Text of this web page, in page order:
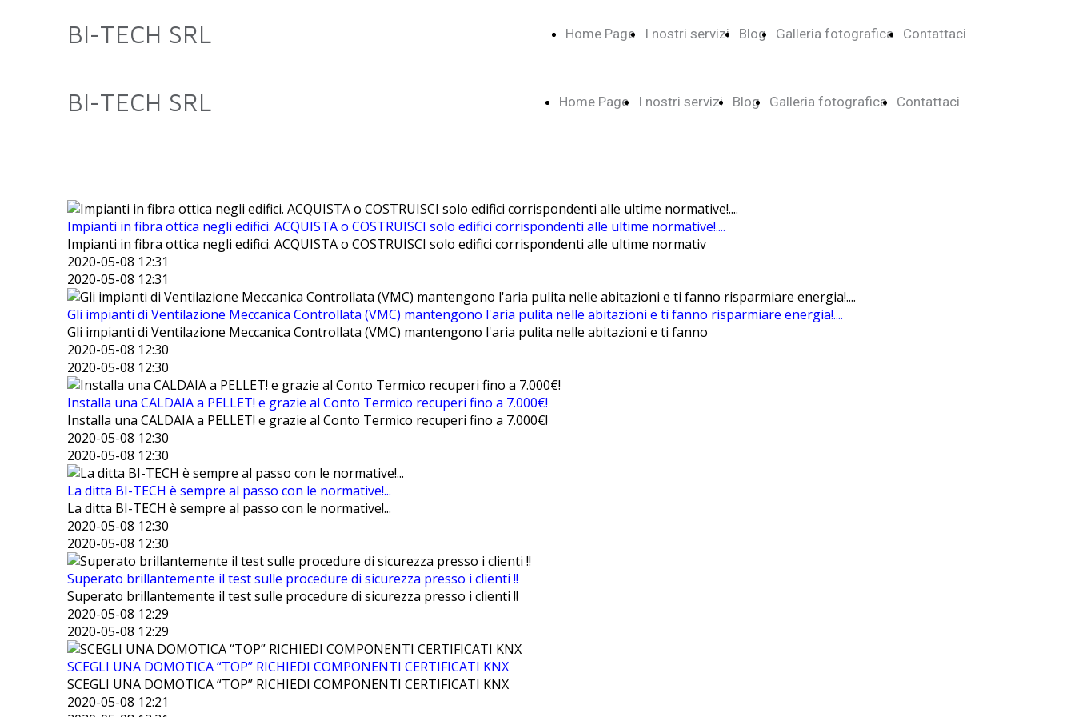
Home Page I nostri servizi Blog Galleria fotografica Contattaci
BI-TECH SRL
Home Page I nostri servizi Blog Galleria fotografica Contattaci
BI-TECH SRL
Impianti in fibra ottica negli edifici. ACQUISTA o COSTRUISCI solo edifici corrispondenti alle ultime normative!....
Impianti in fibra ottica negli edifici. ACQUISTA o COSTRUISCI solo edifici corrispondenti alle ultime normativ
2020-05-08 12:31
2020-05-08 12:31
Gli impianti di Ventilazione Meccanica Controllata (VMC) mantengono l'aria pulita nelle abitazioni e ti fanno risparmiare energia!....
Gli impianti di Ventilazione Meccanica Controllata (VMC) mantengono l'aria pulita nelle abitazioni e ti fanno
2020-05-08 12:30
2020-05-08 12:30
Installa una CALDAIA a PELLET! e grazie al Conto Termico recuperi fino a 7.000€!
Installa una CALDAIA a PELLET! e grazie al Conto Termico recuperi fino a 7.000€!
2020-05-08 12:30
2020-05-08 12:30
La ditta BI-TECH è sempre al passo con le normative!...
La ditta BI-TECH è sempre al passo con le normative!...
2020-05-08 12:30
2020-05-08 12:30
Superato brillantemente il test sulle procedure di sicurezza presso i clienti !!
Superato brillantemente il test sulle procedure di sicurezza presso i clienti !!
2020-05-08 12:29
2020-05-08 12:29
SCEGLI UNA DOMOTICA “TOP” RICHIEDI COMPONENTI CERTIFICATI KNX
SCEGLI UNA DOMOTICA “TOP” RICHIEDI COMPONENTI CERTIFICATI KNX
2020-05-08 12:21